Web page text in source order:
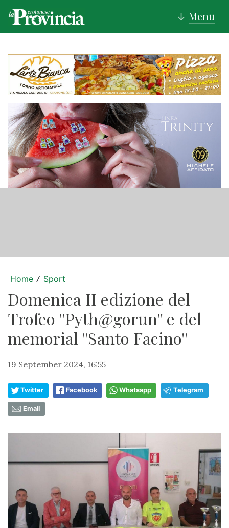
↓ Menu
Home / Sport
Domenica II edizione del
Trofeo ''Pyth@gorun'' e del
memorial ''Santo Facino''
19 September 2024, 16:55
Twitter Facebook Whatsapp Telegram
Email